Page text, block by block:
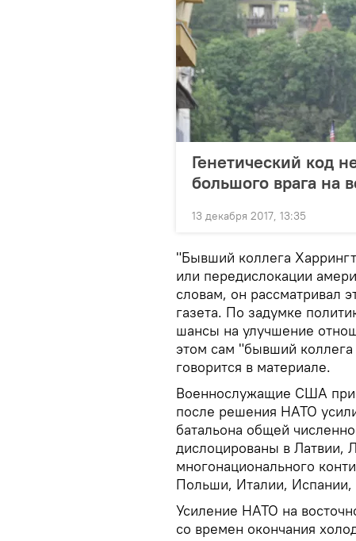
Генетический код
большого врага на
13 декабря 2017, 13:35
"Бывший коллега
или передислокации
словам, он рассматривал
газета. По задумке
шансы на улучшение
этом сам "бывший
говорится в материале.
Военнослужащие США
после решения НАТО
батальона общей
дислоцированы в Латвии,
многонационального
Польши, Италии,
Усиление НАТО на
со времен окончания